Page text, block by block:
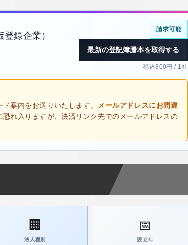
録企業）
請求可能
最新の登記簿謄本を取得する
税込800円 / 1社
案内をお送りいたします。 メールアドレスにお間違
恐れ入りますが、決済リンク先でのメールアドレスの
🏢
法人種別
📅
設立年